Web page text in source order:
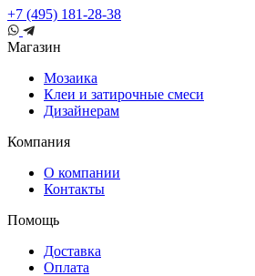
+7 (495) 181-28-38
Магазин
Мозаика
Клеи и затирочные смеси
Дизайнерам
Компания
О компании
Контакты
Помощь
Доставка
Оплата